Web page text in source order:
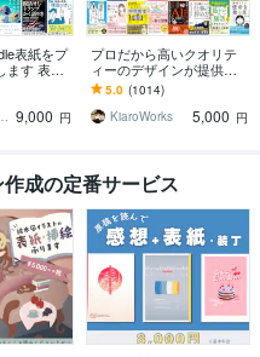
表紙をプ
ます 表紙
著者様
超のプロ
実績4800件以上 9,000 円
プロだから高いクオリテ
ィーのデザインが提供で
きます 【電子書籍・各資
料の表紙の制作 5000円！
（表紙）】
5.0 (1014)
KiaroWorks
5,000 円
成の定番サービス